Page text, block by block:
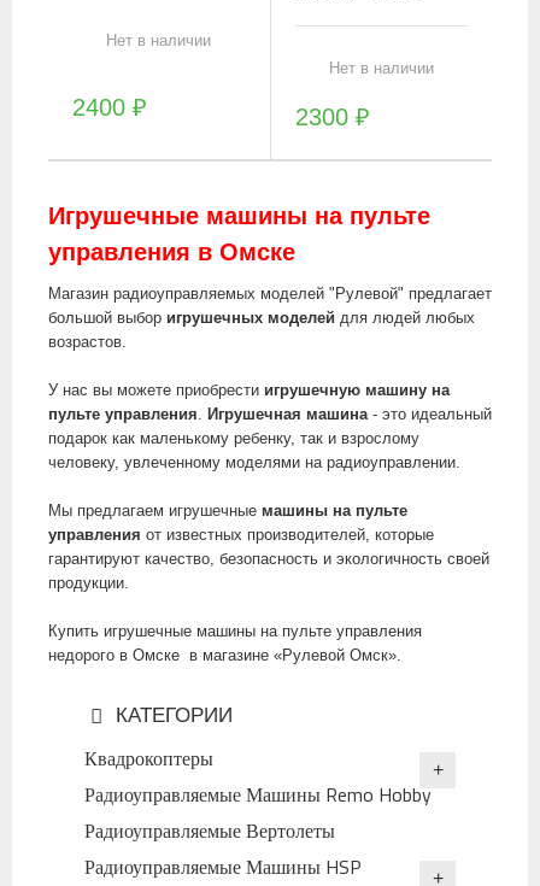
Нет в наличии
2400 ₽
Нет в наличии
2300 ₽
Игрушечные машины на пульте
управления в Омске
Магазин радиоуправляемых моделей "Рулевой" предлагает
большой выбор игрушечных моделей для людей любых
возрастов.
У нас вы можете приобрести игрушечную машину на
пульте управления Игрушечная машина - это идеальный
подарок как маленькому ребенку, так и взрослому
человеку, увлеченному моделями на радиоуправлении.
Мы предлагаем игрушечные машины на пульте
управления от известных производителей, которые
гарантируют качество, безопасность и экологичность своей
продукции.
Купить игрушечные машины на пульте управления
недорого в Омске в магазине «Рулевой Омск».
КАТЕГОРИИ
Квадрокоптеры
Радиоуправляемые Машины Remo Hobby
Радиоуправляемые Вертолеты
Радиоуправляемые Машины HSP